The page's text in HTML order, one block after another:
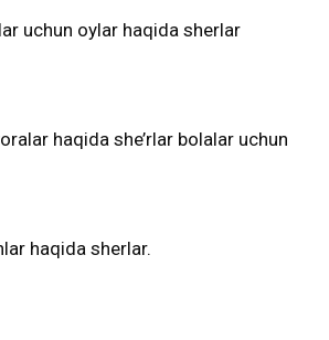
uchun oylar haqida sherlar
haqida she’rlar bolalar uchun
haqida sherlar.